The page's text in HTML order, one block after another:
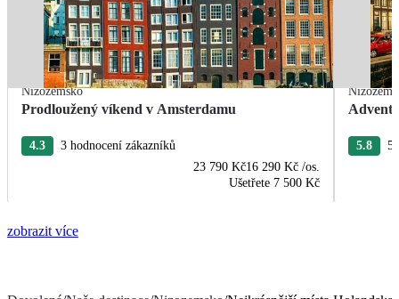
Nizozemsko
Prodloužený víkend v Amsterdamu
4.3
3 hodnocení zákazníků
23 790 Kč16 290 Kč /os.
Ušetřete 7 500 Kč
Advent
5.8 5
zobrazit více